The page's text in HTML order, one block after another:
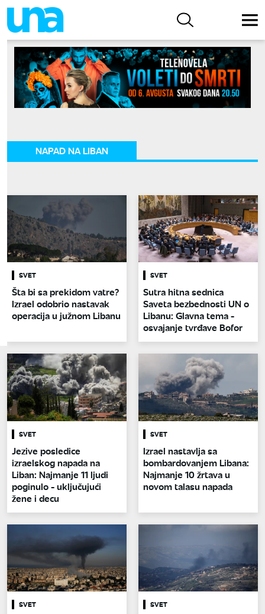
NAPAD NA LIBAN
SVET
Šta bi sa prekidom vatre?
Izrael odobrio nastavak
operacija u južnom Libanu
SVET
Sutra hitna sednica
Saveta bezbednosti UN o
Libanu: Glavna tema -
osvajanje tvrđave Bofor
SVET
Jezive posledice
izraelskog napada na
Liban: Najmanje 11 ljudi
poginulo - uključujući
žene i decu
SVET
Izrael nastavlja sa
bombardovanjem Libana:
Najmanje 10 žrtava u
novom talasu napada
SVET SVET